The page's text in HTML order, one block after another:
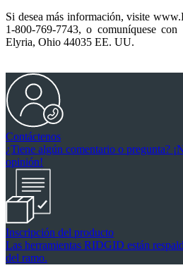
Si desea más información, visite
1-800-769-7743, o comuníquese
Elyria, Ohio 44035 EE. UU.
Contáctenos
¿Tiene algún comentario o pregunta?
opinión!
Inscripción del producto
Las herramientas RIDGID están
del ramo.